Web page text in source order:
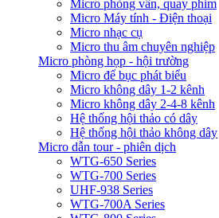
Micro phỏng vấn, quay phim
Micro Máy tính - Điện thoại
Micro nhạc cụ
Micro thu âm chuyên nghiệp
Micro phòng họp - hội trường
Micro để bục phát biểu
Micro không dây 1-2 kênh
Micro không dây 2-4-8 kênh
Hệ thống hội thảo có dây
Hệ thống hội thảo không dây
Micro dẫn tour - phiên dịch
WTG-650 Series
WTG-700 Series
UHF-938 Series
WTG-700A Series